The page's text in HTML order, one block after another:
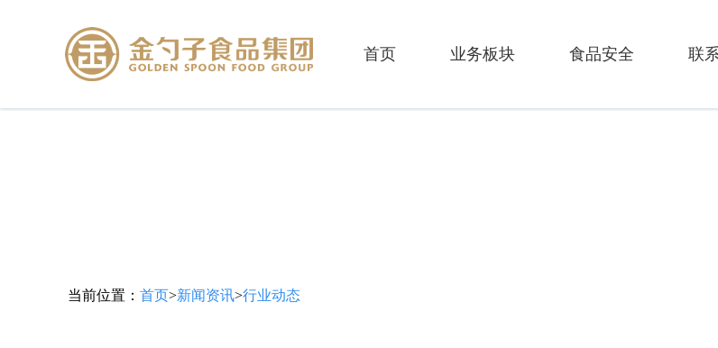
首页 业务板块 食品安全 联
当前位置： 首页>新闻资讯>行业动态